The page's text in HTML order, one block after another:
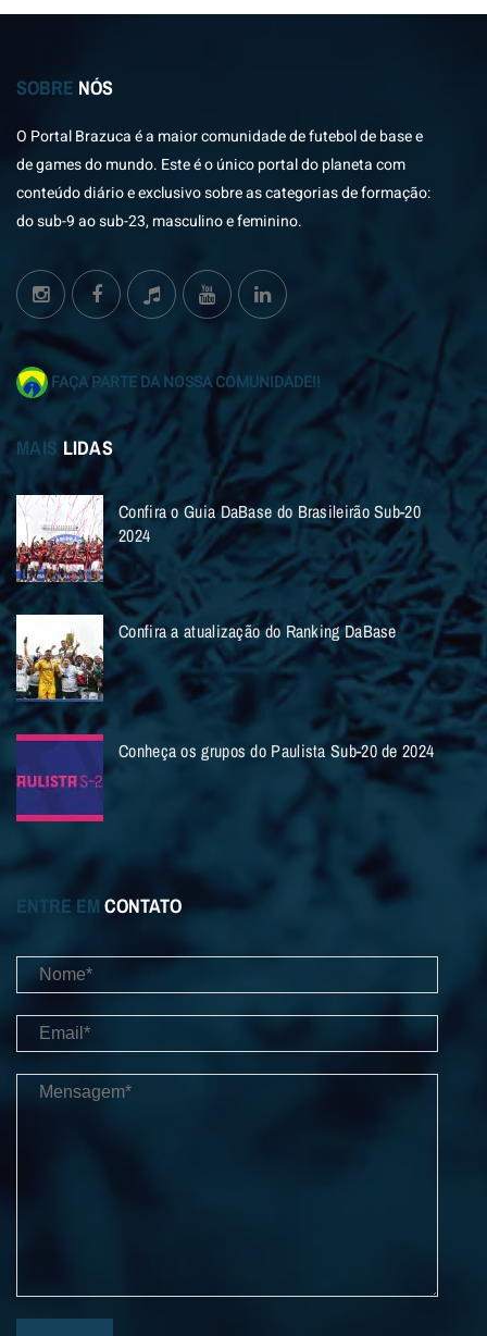
SOBRE NÓS
O Portal Brazuca é a maior comunidade de futebol de base e
de games do mundo. Este é o único portal do planeta com
conteúdo diário e exclusivo sobre as categorias de formação:
do sub-9 ao sub-23, masculino e feminino.
FAÇA PARTE DA NOSSA COMUNIDADE!!
MAIS LIDAS
Confira o Guia DaBase do Brasileirão Sub-20
2024
Confira a atualização do Ranking DaBase
Conheça os grupos do Paulista Sub-20 de 2024
ENTRE EM CONTATO